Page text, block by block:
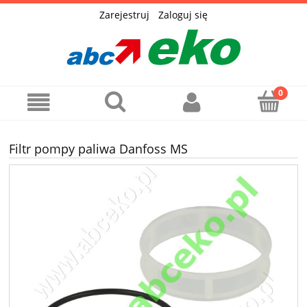
Zarejestruj Zaloguj się
Filtr pompy paliwa Danfoss MS